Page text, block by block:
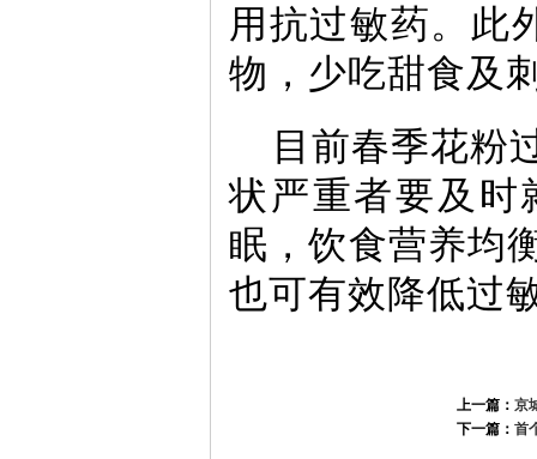
用抗过敏药。此
物，少吃甜食及
目前春季花粉
状严重者要及时
眠，饮食营养均
也可有效降低过
上一篇： 京
下一篇： 首